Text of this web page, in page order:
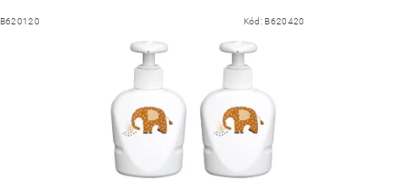
B620120 Kód: B620420